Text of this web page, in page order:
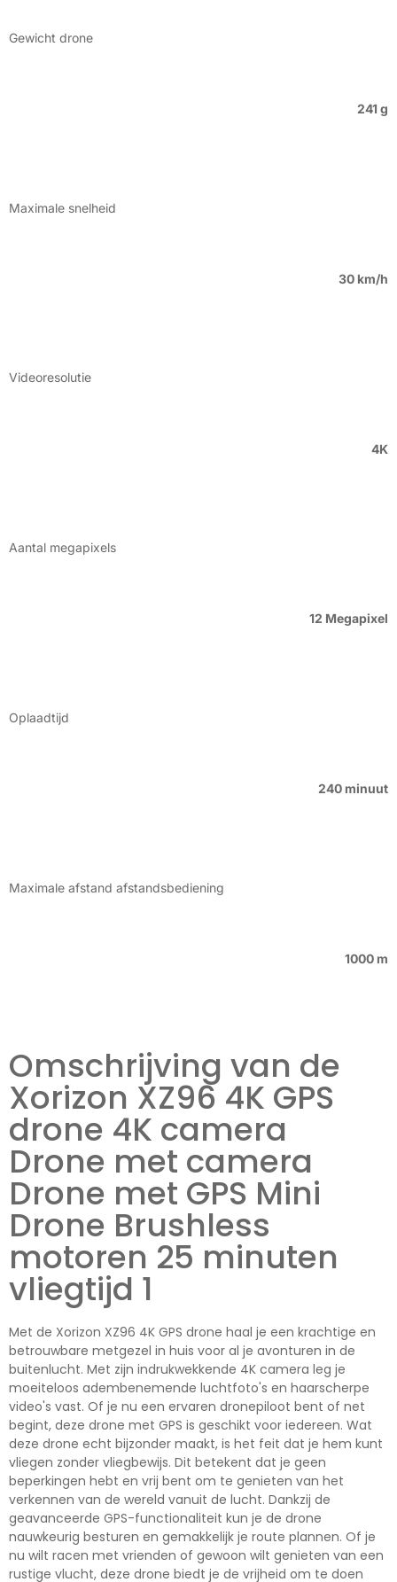
Gewicht drone
241 g
Maximale snelheid
30 km/h
Videoresolutie
4K
Aantal megapixels
12 Megapixel
Oplaadtijd
240 minuut
Maximale afstand afstandsbediening
1000 m
Omschrijving van de
Xorizon XZ96 4K GPS
drone 4K camera
Drone met camera
Drone met GPS Mini
Drone Brushless
motoren 25 minuten
vliegtijd 1
Met de Xorizon XZ96 4K GPS drone haal je een krachtige en
betrouwbare metgezel in huis voor al je avonturen in de
buitenlucht. Met zijn indrukwekkende 4K camera leg je
moeiteloos adembenemende luchtfoto's en haarscherpe
video's vast. Of je nu een ervaren dronepiloot bent of net
begint, deze drone met GPS is geschikt voor iedereen. Wat
deze drone echt bijzonder maakt, is het feit dat je hem kunt
vliegen zonder vliegbewijs. Dit betekent dat je geen
beperkingen hebt en vrij bent om te genieten van het
verkennen van de wereld vanuit de lucht. Dankzij de
geavanceerde GPS-functionaliteit kun je de drone
nauwkeurig besturen en gemakkelijk je route plannen. Of je
nu wilt racen met vrienden of gewoon wilt genieten van een
rustige vlucht, deze drone biedt je de vrijheid om te doen